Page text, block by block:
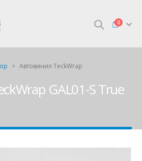
0
> Автовинил TeckWrap
GAL01-S True